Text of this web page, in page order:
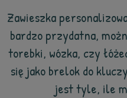
Zawieszka
bardzo przydatna,
torebki, wózka, czy
się jako brelok do
jest tyle, ile